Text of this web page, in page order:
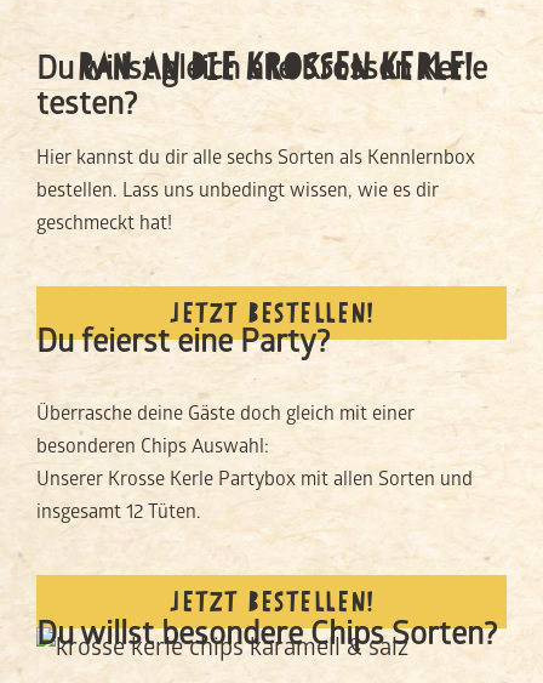
RAN AN DIE KROSSEN KERLE!
Du willst gleich alle Krossen Kerle
testen?
Hier kannst du dir alle sechs Sorten als Kennlernbox
bestellen. Lass uns unbedingt wissen, wie es dir
geschmeckt hat!
JETZT BESTELLEN!
Du feierst eine Party?
Überrasche deine Gäste doch gleich mit einer
besonderen Chips Auswahl:
Unserer Krosse Kerle Partybox mit allen Sorten und
insgesamt 12 Tüten.
JETZT BESTELLEN!
Du willst besondere Chips Sorten?